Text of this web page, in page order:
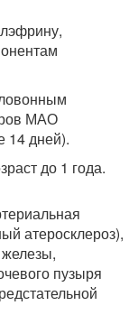
МАО
14 дней).
до 1 года.
атеросклероз),
пузыря